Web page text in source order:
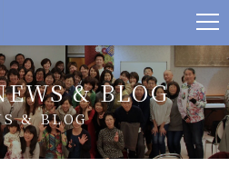
& BLOG
& BLOG